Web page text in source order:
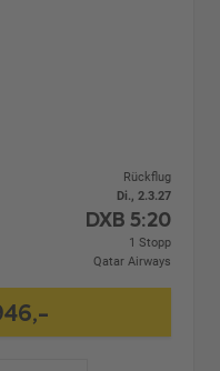
Rückflug
Di., 2.3.27
DXB 5:20
1 Stopp
Qatar Airways